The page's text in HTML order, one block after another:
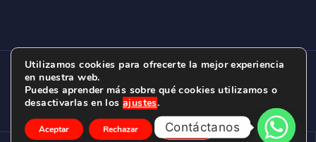
ESCUELA DE SURF LAS DUNAS ©
C/ BERNARDO ÁLVAREZ GALAN 1, SALINAS
(ASTURIAS)
Utilizamos cookies para ofrecerte la mejor experiencia
en nuestra web.
Puedes aprender más sobre qué cookies utilizamos o
desactivarlas en los ajustes.
Aceptar Rechazar Ajustes
Contáctanos